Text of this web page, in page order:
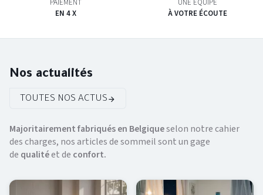
PAIEMENT
EN 4 X
UNE ÉQUIPE
À VOTRE ÉCOUTE
Nos actualités
TOUTES NOS ACTUS
Majoritairement fabriqués en Belgiqueselon notre cahier
des charges, nos articles de sommeil sont un gage
de qualitéet de confort.